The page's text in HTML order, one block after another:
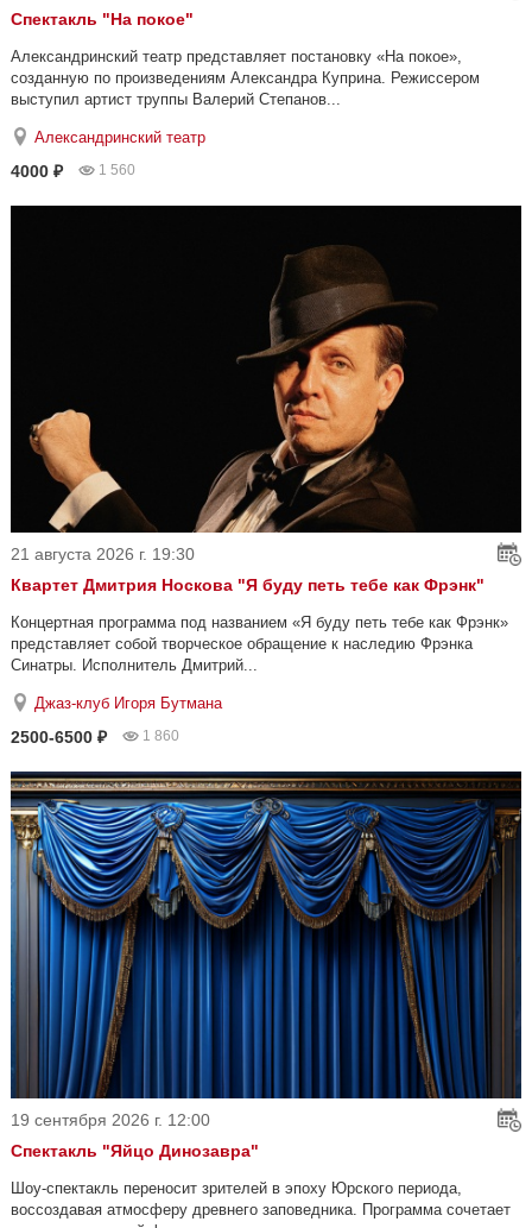
Спектакль "На покое"
Александринский театр представляет постановку «На покое»,
созданную по произведениям Александра Куприна. Режиссером
выступил артист труппы Валерий Степанов...
Александринский театр
4000 ₽ 1 560
21 августа 2026 г. 19:30
Квартет Дмитрия Носкова "Я буду петь тебе как Фрэнк"
Концертная программа под названием «Я буду петь тебе как Фрэнк»
представляет собой творческое обращение к наследию Фрэнка
Синатры. Исполнитель Дмитрий...
Джаз-клуб Игоря Бутмана
2500-6500 ₽ 1 860
19 сентября 2026 г. 12:00
Спектакль "Яйцо Динозавра"
Шоу-спектакль переносит зрителей в эпоху Юрского периода,
воссоздавая атмосферу древнего заповедника. Программа сочетает